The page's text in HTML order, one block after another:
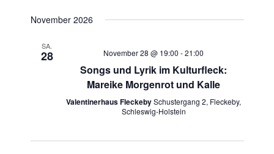
November 2026
SA.
28 November 28 @ 19:00 -21:00
Songs und Lyrik im Kulturfleck:
Mareike Morgenrot und Kalle
Valentinerhaus FleckebySchustergang 2, Fleckeby,
Schleswig-Holstein